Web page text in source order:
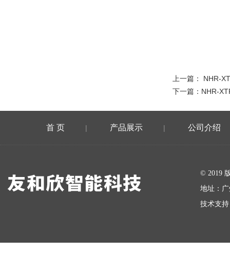
上一篇： NHR-
下一篇： NHR-
首 页 | 产品展示 | 公司介绍
© 2019
地址：
技术支